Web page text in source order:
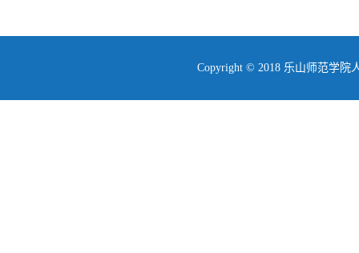
Copyright © 2018 乐山师范学院